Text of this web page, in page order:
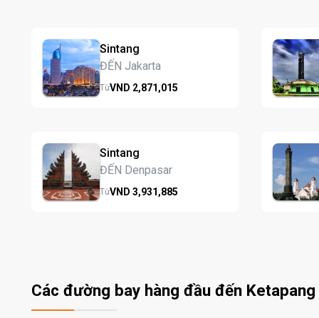
Sintang
ĐẾN Jakarta
TừVND 2,871,015
Sintang
ĐẾN Denpasar
TừVND 3,931,885
Các đường bay hàng đầu đến Ketapang